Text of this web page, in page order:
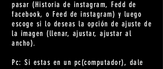
pasar (Historia de instagram, Fedd de
facebook, o Feed de instagram) y luego
escoge si lo deseas la opción de ajuste de
la imagen (llenar, ajustar, ajustar al
ancho).
Pc: Si estas en un pc(computador), dale